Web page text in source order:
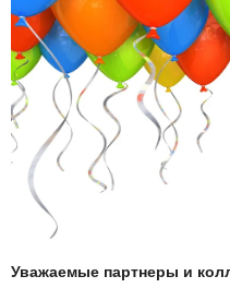
Уважаемые партнеры и